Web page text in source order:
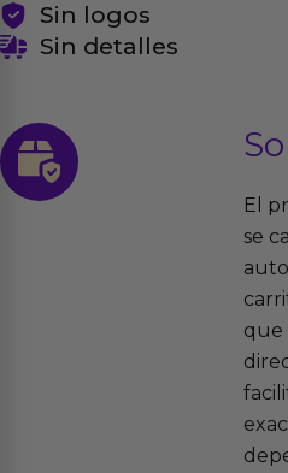
Sin logos
Sin detalles
El
se
que